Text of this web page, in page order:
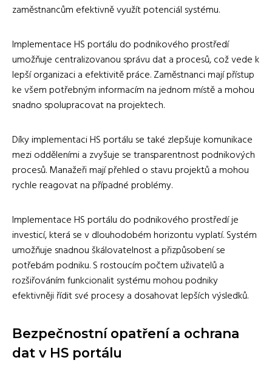
zaměstnancům efektivně využít potenciál systému.
Implementace HS portálu do podnikového prostředí
umožňuje centralizovanou správu dat a procesů, což vede k
lepší organizaci a efektivitě práce. Zaměstnanci mají přístup
ke všem potřebným informacím na jednom místě a mohou
snadno spolupracovat na projektech.
Díky implementaci HS portálu se také zlepšuje komunikace
mezi odděleními a zvyšuje se transparentnost podnikových
procesů. Manažeři mají přehled o stavu projektů a mohou
rychle reagovat na případné problémy.
Implementace HS portálu do podnikového prostředí je
investicí, která se v dlouhodobém horizontu vyplatí. Systém
umožňuje snadnou škálovatelnost a přizpůsobení se
potřebám podniku. S rostoucím počtem uživatelů a
rozšiřováním funkcionalit systému mohou podniky
efektivněji řídit své procesy a dosahovat lepších výsledků.
Bezpečnostní opatření a ochrana
dat v HS portálu